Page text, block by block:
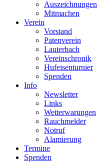
Auszeichnungen
Mitmachen
Verein
Vorstand
Patenverein
Lauterbach
Vereinschronik
Hufeisenturnier
Spenden
Info
Newsletter
Links
Wetterwarungen
Rauchmelder
Notruf
Alamierung
Termine
Spenden